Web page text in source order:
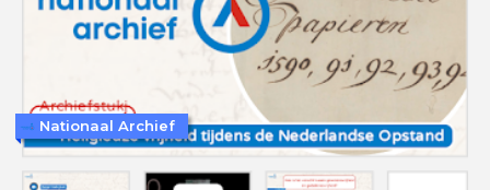
Nationaal Archief